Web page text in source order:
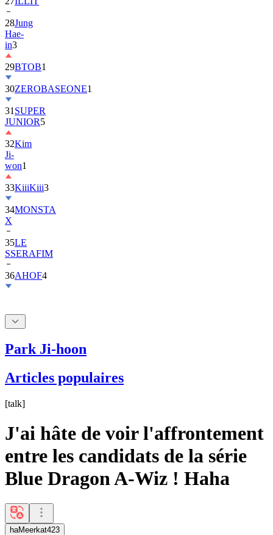
28Jung
Hae-
in3
29BTOB1
30ZEROBASEONE1
31 SUPER
JUNIOR5
32Kim
Ji-
won1
33KiiiKiii3
34MONSTA
X
35LE
SSERAFIM
36AHOF4
Park Ji-hoon
Articles populaires
[talk]
J'ai hâte de voir l'affrontement
entre les candidats de la série
Blue Dragon A-Wiz ! Haha
haMeerkat423